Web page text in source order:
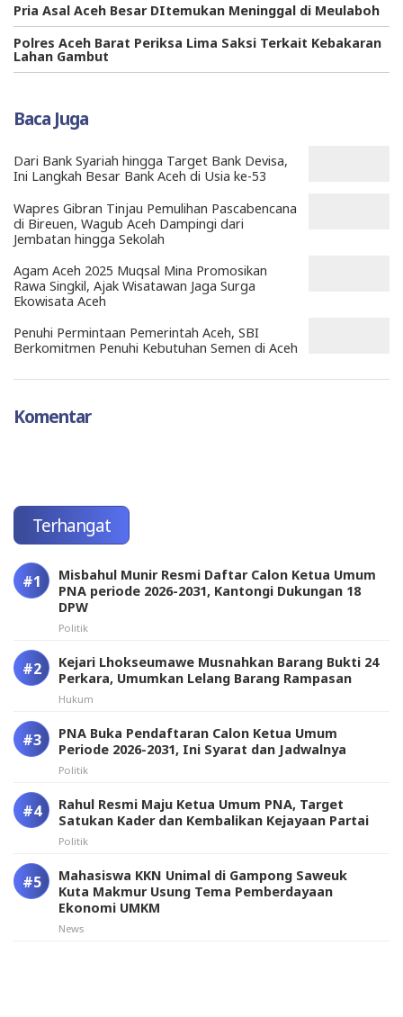
Pria Asal Aceh Besar DItemukan Meninggal di Meulaboh
Polres Aceh Barat Periksa Lima Saksi Terkait Kebakaran
Lahan Gambut
Baca Juga
Dari Bank Syariah hingga Target Bank Devisa,
Ini Langkah Besar Bank Aceh di Usia ke-53
Wapres Gibran Tinjau Pemulihan Pascabencana
di Bireuen, Wagub Aceh Dampingi dari
Jembatan hingga Sekolah
Agam Aceh 2025 Muqsal Mina Promosikan
Rawa Singkil, Ajak Wisatawan Jaga Surga
Ekowisata Aceh
Penuhi Permintaan Pemerintah Aceh, SBI
Berkomitmen Penuhi Kebutuhan Semen di Aceh
Komentar
Terhangat
Misbahul Munir Resmi Daftar Calon Ketua Umum
PNA periode 2026-2031, Kantongi Dukungan 18
DPW
Politik
Kejari Lhokseumawe Musnahkan Barang Bukti 24
Perkara, Umumkan Lelang Barang Rampasan
Hukum
PNA Buka Pendaftaran Calon Ketua Umum
Periode 2026-2031, Ini Syarat dan Jadwalnya
Politik
Rahul Resmi Maju Ketua Umum PNA, Target
Satukan Kader dan Kembalikan Kejayaan Partai
Politik
Mahasiswa KKN Unimal di Gampong Saweuk
Kuta Makmur Usung Tema Pemberdayaan
Ekonomi UMKM
News